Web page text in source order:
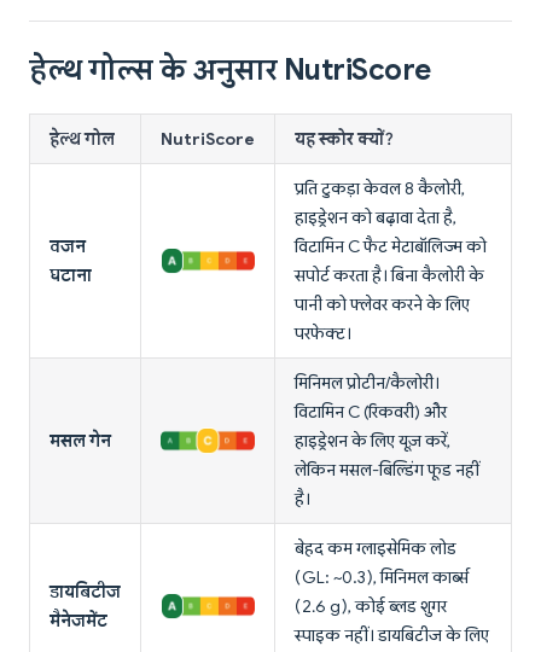
हेल्थ गोल्स के अनुसार NutriScore
हेल्थ गोल NutriScore यह स्कोर क्यों?
वजन
घटाना
प्रति टुकड़ा केवल 8 कैलोरी,
हाइड्रेशन को बढ़ावा देता है,
विटामिन C फैट मेटाबॉलिज्म को
सपोर्ट करता है। बिना कैलोरी के
पानी को फ्लेवर करने के लिए
परफेक्ट।
मसल गेन
मिनिमल प्रोटीन/कैलोरी।
विटामिन C (रिकवरी) और
हाइड्रेशन के लिए यूज़ करें,
लेकिन मसल-बिल्डिंग फूड नहीं
है।
डायबिटीज
मैनेजमेंट
बेहद कम ग्लाइसेमिक लोड
(GL: ~0.3), मिनिमल कार्ब्स
(2.6 g), कोई ब्लड शुगर
स्पाइक नहीं। डायबिटीज के लिए